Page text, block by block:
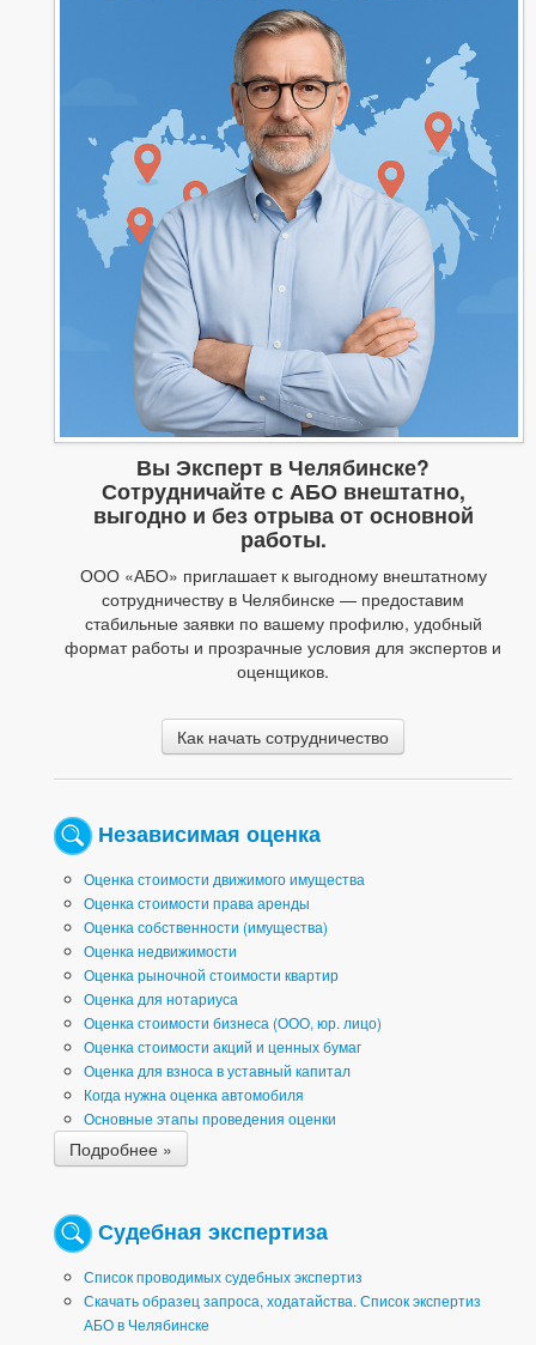
Вы Эксперт в Челябинске?
Сотрудничайте с АБО внештатно,
выгодно и без отрыва от основной
работы.
ООО «АБО» приглашает к выгодному внештатному
сотрудничеству в Челябинске — предоставим
стабильные заявки по вашему профилю, удобный
формат работы и прозрачные условия для экспертов и
оценщиков.
Как начать сотрудничество
Независимая оценка
Оценка стоимости движимого имущества
Оценка стоимости права аренды
Оценка собственности (имущества)
Оценка недвижимости
Оценка рыночной стоимости квартир
Оценка для нотариуса
Оценка стоимости бизнеса (ООО, юр. лицо)
Оценка стоимости акций и ценных бумаг
Оценка для взноса в уставный капитал
Когда нужна оценка автомобиля
Основные этапы проведения оценки
Подробнее »
Судебная экспертиза
Список проводимых судебных экспертиз
Скачать образец запроса, ходатайства. Список экспертиз
АБО в Челябинске